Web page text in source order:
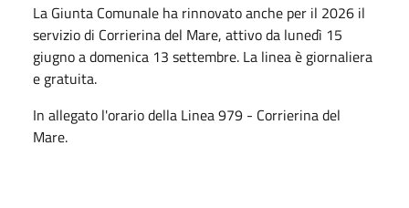
La Giunta Comunale ha rinnovato anche per il 2026 il
servizio di Corrierina del Mare, attivo da lunedì 15
giugno a domenica 13 settembre. La linea è giornaliera
e gratuita.
In allegato l'orario della Linea 979 - Corrierina del
Mare.